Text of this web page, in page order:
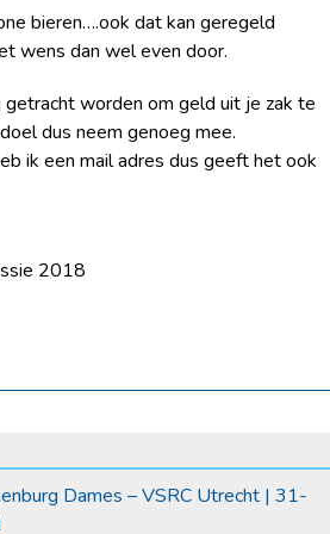
bieren….ook dat kan geregeld
wens dan wel even door.
worden om geld uit je zak te
dus neem genoeg mee.
ik een mail adres dus geeft het ook
2018
Dames – VSRC Utrecht | 31-